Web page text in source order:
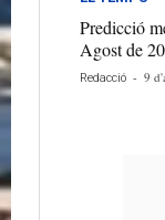
Predicció
Agost de
Redacció - 9